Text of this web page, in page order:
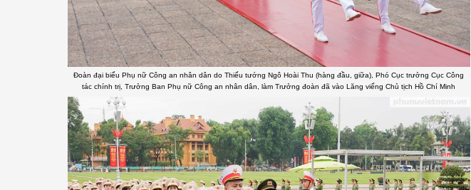
Đoàn đại biểu Phụ nữ Công an nhân dân do Thiếu tướng Ngô Hoài Thu (hàng đầu, giữa), Phó Cục trưởng Cục Công
tác chính trị, Trưởng Ban Phụ nữ Công an nhân dân, làm Trưởng đoàn đã vào Lăng viếng Chủ tịch Hồ Chí Minh